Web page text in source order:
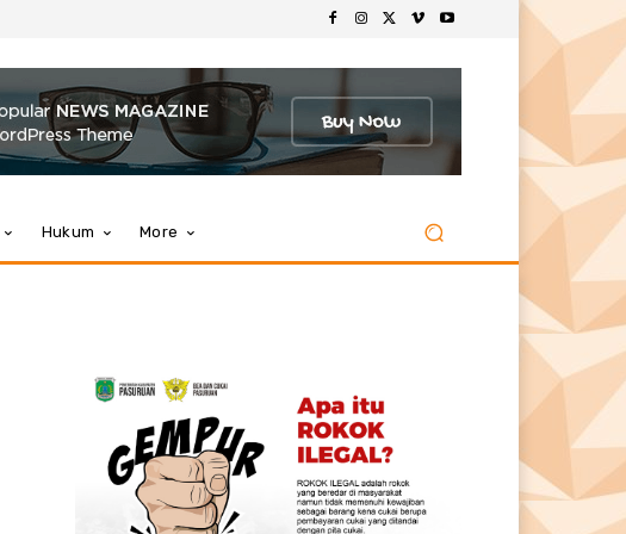
Hukum More